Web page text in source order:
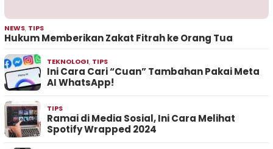
NEWS, TIPS
Hukum Memberikan Zakat Fitrah ke Orang Tua
TEKNOLOGI, TIPS
Ini Cara Cari “Cuan” Tambahan Pakai Meta
AI WhatsApp!
TIPS
Ramai di Media Sosial, Ini Cara Melihat
Spotify Wrapped 2024